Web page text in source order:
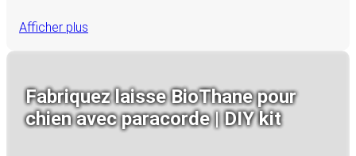
Afficher plus
Fabriquez laisse BioThane pour
chien avec paracorde | DIY kit